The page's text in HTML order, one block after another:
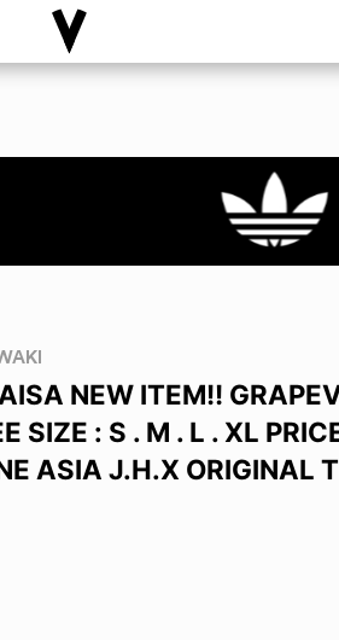
NEW ITEM!!
SIZE : S . M . L . XL
ASIA J.H.X ORIGINAL